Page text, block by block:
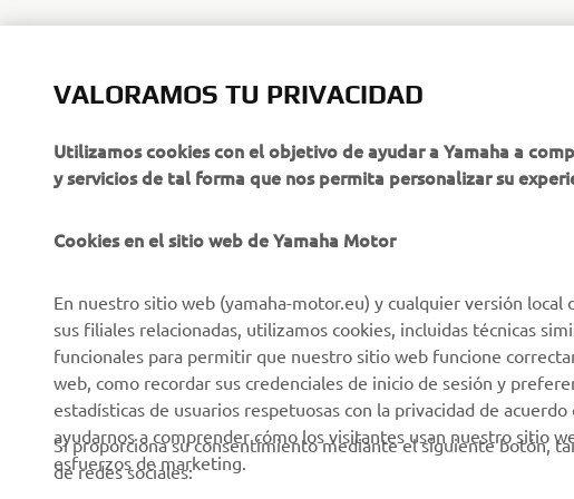
CORPORATIVO
Sobre nosotros
Últimas Noticias
Blog
Notas de Prensa
Catálogos
Trabajar en Yamaha
Conviértase en
distribuidor
PROFESIONALES
NEO's Delivery
Sistemas eBike
Cuerpos de Seguridad
Equipos de Intervención
Rápida
Autoescuelas
Robotics
Asociaciones
y servicios de tal forma que nos permita personalizar su
sus filiales relacionadas, utilizamos cookies, incluidas técnicas
funcionales para permitir que nuestro sitio web funcione
web, como recordar sus credenciales de inicio de sesión y
estadísticas de usuarios respetuosas con la privacidad de
ayudarnos a comprender cómo los visitantes usan nuestro sitio
esfuerzos de marketing.
Si proporciona su consentimiento mediante el siguiente botón,
de redes sociales: